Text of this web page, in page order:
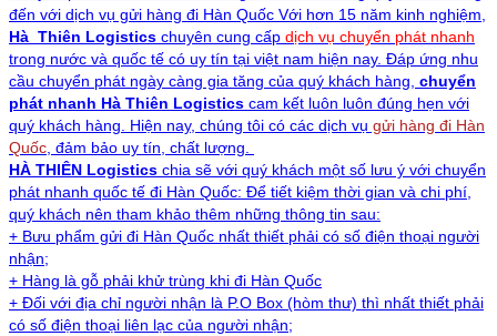
đến với dịch vụ gửi hàng đi Hàn Quốc Với hơn 15 năm kinh nghiệm,
Hà Thiên Logistics chuyên cung cấp dịch vụ chuyển phát nhanh
trong nước và quốc tế có uy tín tại việt nam hiện nay. Đáp ứng nhu
cầu chuyển phát ngày càng gia tăng của quý khách hàng, chuyển
phát nhanh Hà Thiên Logistics cam kết luôn luôn đúng hẹn với
quý khách hàng. Hiện nay, chúng tôi có các dịch vụ gửi hàng đi Hàn
Quốc , đảm bảo uy tín, chất lượng.
HÀ THIÊN Logistics chia sẽ với quý khách một số lưu ý với chuyển
phát nhanh quốc tế đi Hàn Quốc: Để tiết kiệm thời gian và chi phí,
quý khách nên tham khảo thêm những thông tin sau:
+ Bưu phẩm gửi đi Hàn Quốc nhất thiết phải có số điện thoại người
nhận;
+ Hàng là gỗ phải khử trùng khi đi Hàn Quốc
+ Đối với địa chỉ người nhận là P.O Box (hòm thư) thì nhất thiết phải
có số điện thoại liên lạc của người nhận;